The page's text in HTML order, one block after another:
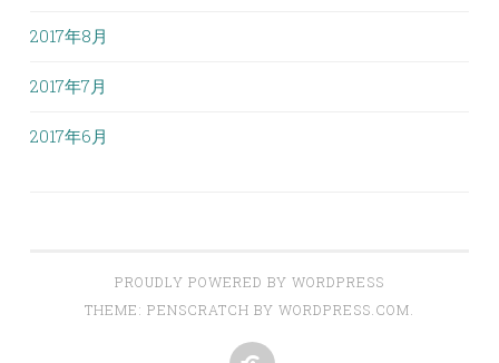
2017年8月
2017年7月
2017年6月
PROUDLY POWERED BY WORDPRESS
THEME: PENSCRATCH BY WORDPRESS.COM